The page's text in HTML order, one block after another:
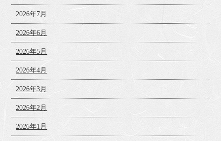
2026年7月
2026年6月
2026年5月
2026年4月
2026年3月
2026年2月
2026年1月